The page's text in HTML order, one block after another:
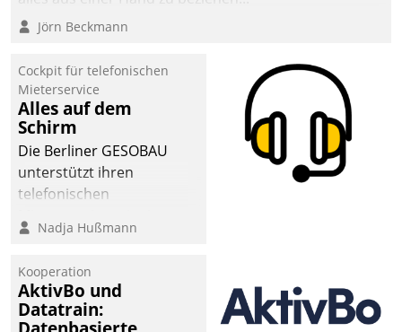
Jörn Beckmann
Cockpit für telefonischen
Mieterservice
Alles auf dem
Schirm
Die Berliner GESOBAU
unterstützt ihren
telefonischen
digitalen Cockpit, das
passende Fragen und
Schlagworte auswirft.
Eine intuitive
Nadja Hußmann
Kooperation
AktivBo und
Datatrain: